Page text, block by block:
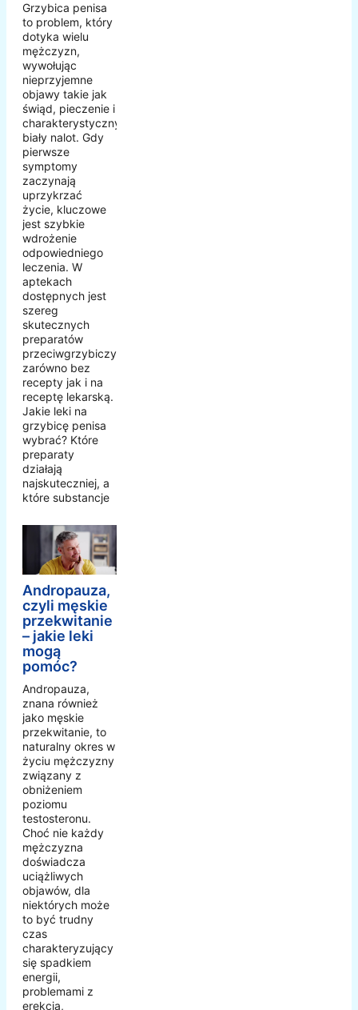
Grzybica penisa
to problem, który
dotyka wielu
mężczyzn,
wywołując
nieprzyjemne
objawy takie jak
świąd, pieczenie i
charakterystyczny
biały nalot. Gdy
pierwsze
symptomy
zaczynają
uprzykrzać
życie, kluczowe
jest szybkie
wdrożenie
odpowiedniego
leczenia. W
aptekach
dostępnych jest
szereg
skutecznych
preparatów
przeciwgrzybiczych,
zarówno bez
recepty jak i na
receptę lekarską.
Jakie leki na
grzybicę penisa
wybrać? Które
preparaty
działają
najskuteczniej, a
które substancje
Andropauza,
czyli męskie
przekwitanie
– jakie leki
mogą
pomóc?
Andropauza,
znana również
jako męskie
przekwitanie, to
naturalny okres w
życiu mężczyzny
związany z
obniżeniem
poziomu
testosteronu.
Choć nie każdy
mężczyzna
doświadcza
uciążliwych
objawów, dla
niektórych może
to być trudny
czas
charakteryzujący
się spadkiem
energii,
problemami z
erekcją,